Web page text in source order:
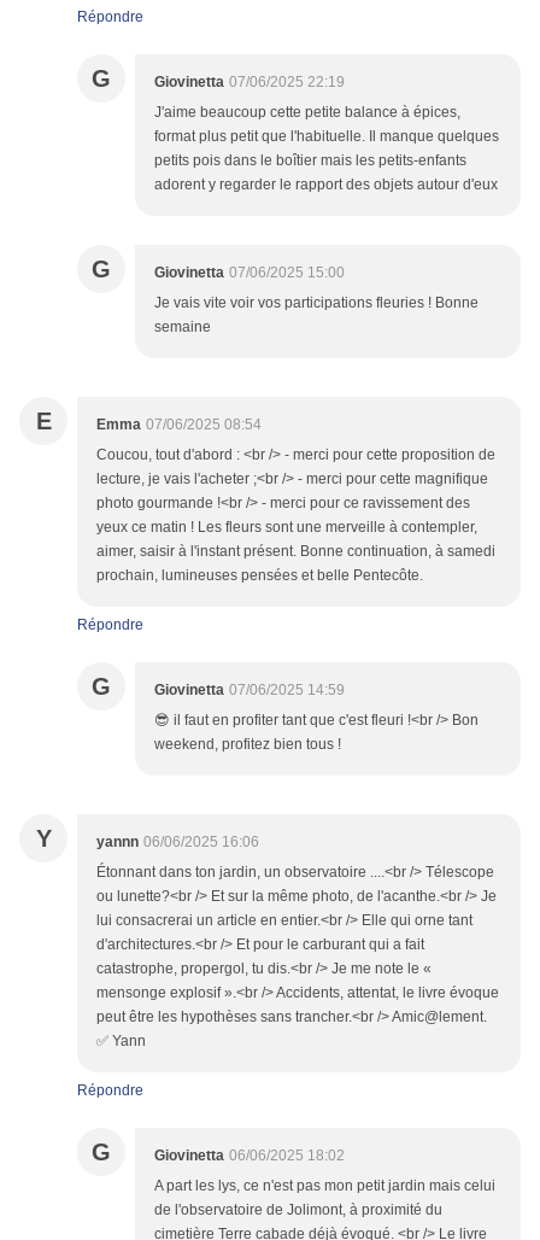
Répondre
G Giovinetta 07/06/2025 22:19
J'aime beaucoup cette petite balance à épices,
format plus petit que l'habituelle. Il manque quelques
petits pois dans le boîtier mais les petits-enfants
adorent y regarder le rapport des objets autour d'eux
G Giovinetta 07/06/2025 15:00
Je vais vite voir vos participations fleuries ! Bonne
semaine
E Emma 07/06/2025 08:54
Coucou, tout d'abord : <br /> - merci pour cette proposition de
lecture, je vais l'acheter ;<br /> - merci pour cette magnifique
photo gourmande !<br /> - merci pour ce ravissement des
yeux ce matin ! Les fleurs sont une merveille à contempler,
aimer, saisir à l'instant présent. Bonne continuation, à samedi
prochain, lumineuses pensées et belle Pentecôte.
Répondre
G Giovinetta 07/06/2025 14:59
😎 il faut en profiter tant que c'est fleuri !<br /> Bon
weekend, profitez bien tous !
Y yannn 06/06/2025 16:06
Étonnant dans ton jardin, un observatoire ....<br /> Télescope
ou lunette?<br /> Et sur la même photo, de l'acanthe.<br /> Je
lui consacrerai un article en entier.<br /> Elle qui orne tant
d'architectures.<br /> Et pour le carburant qui a fait
catastrophe, propergol, tu dis.<br /> Je me note le «
mensonge explosif ».<br /> Accidents, attentat, le livre évoque
peut être les hypothèses sans trancher.<br /> Amic@lement.
✅ Yann
Répondre
G Giovinetta 06/06/2025 18:02
A part les lys, ce n'est pas mon petit jardin mais celui
de l'observatoire de Jolimont, à proximité du
cimetière Terre cabade déjà évoqué. <br /> Le livre